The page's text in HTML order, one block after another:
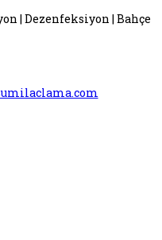
| Dezenfeksiyon | Bahçe